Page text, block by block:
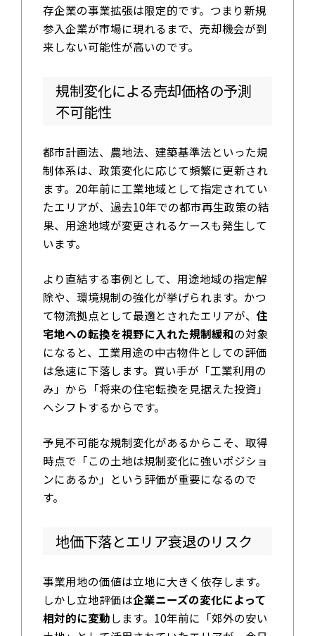
存企業の事業拡張は限定的です。つまり新規
参入企業が市場に現れるまで、売却機会が到
来しない可能性が高いのです。
規制変化による売却価格の予測
不可能性
都市計画法、農地法、建築基準法といった規
制体系は、政策変化に応じて頻繁に更新され
ます。20年前に工業地域として指定されてい
たエリアが、過去10年での都市再生政策の結
果、用途地域が変更されるケースも発生して
います。
より直結する事例として、用途地域の指定解
除や、環境規制の強化が挙げられます。かつ
て物流拠点として最適とされたエリアが、 住
宅地への転換を視野に入れた規制緩和の対象
になると、工業用途の中古物件としての評価
は急速に下落します。買い手が「工業利用の
み」から「将来の住宅転換を見据えた投資」
へシフトするからです。
予見不可能な規制変化があるからこそ、取得
時点で「この土地は規制変化に強いポジショ
ンにあるか」という評価が重要になるので
す。
地価下落とエリア衰退のリスク
事業用地の価値は立地に大きく依存します。
しかし立地評価は企業ニーズの変化によって
相対的に変動します。10年前に「郊外の安い